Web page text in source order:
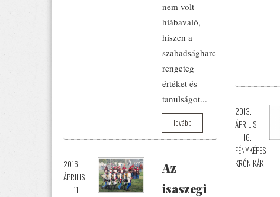
nem volt
hiábavaló,
hiszen a
szabadságharc
rengeteg
értéket és
tanulságot...
Tovább
2016.
ÁPRILIS
11.
Az
isaszegi
2013.
ÁPRILIS
16.
FÉNYKÉPES
KRÓNIKÁK